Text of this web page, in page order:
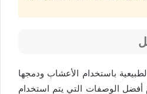
باستخدام الأعشاب ودمجها
الوصفات التي يتم استخدام